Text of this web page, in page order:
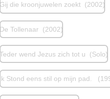
Gij die kroonjuwelen zoekt (2002)
De Tollenaar (2002)
Teder wend Jezus zich tot u (Solo)
‘k Stond eens stil op mijn pad.